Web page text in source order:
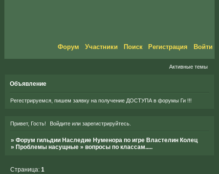
Форум Участники Поиск Регистрация Войти
Активные темы
Объявление
Регестрируемся, пишем заявку на получение ДОСТУПА в форумы Ги !!!
Привет, Гость! Войдите илизарегистрируйтесь
»Форум гильдии Наследие Нуменора по игре Властелин Колец
» Проблемы насущные »вопросы по классам.....
Страница:1